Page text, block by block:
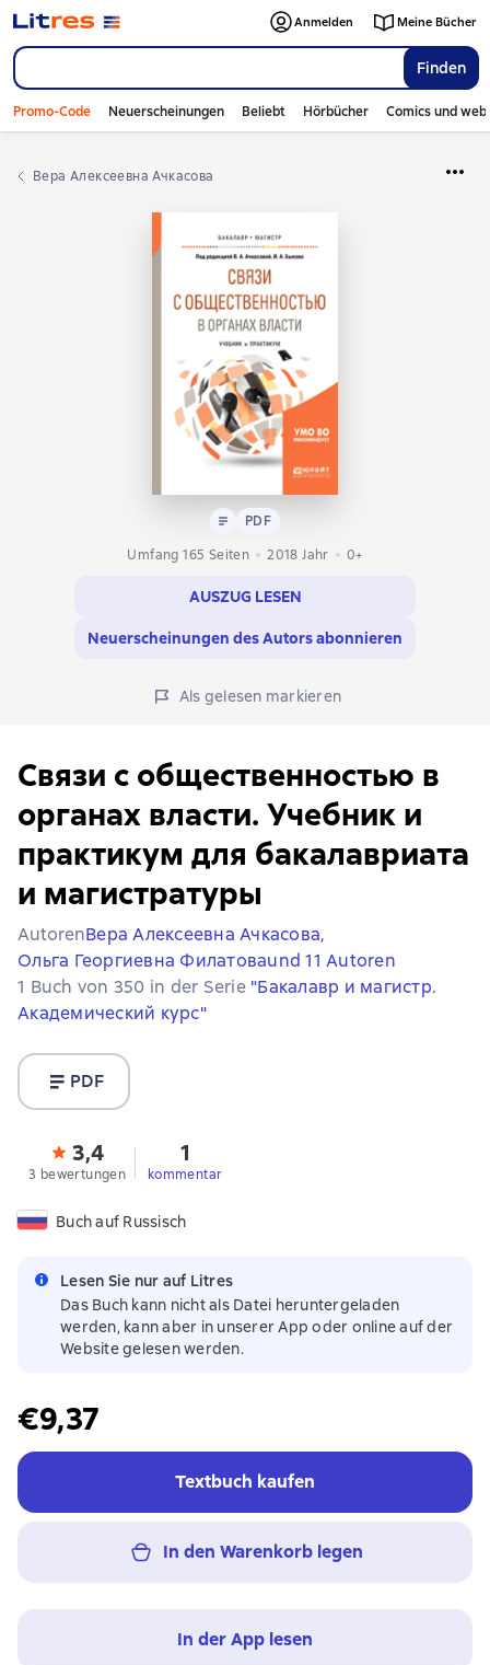
Finden
Anmelden Meine Bücher
Promo-Code Neuerscheinungen Beliebt Hörbücher Comics und
Вера Алексеевна Ачкасова
Text PDF
PDF
Umfang 165 Seiten
2018 Jahr 0+
AUSZUG LESEN
Neuerscheinungen des Autors abonnieren
Als gelesen markieren
Связи с общественностью в
органах власти. Учебник и
практикум для бакалавриата
и магистратуры
AutorenВера Алексеевна Ачкасова,
Ольга Георгиевна Филатоваund 11 Autoren
1 Buch von 350 in der Serie "Бакалавр и магистр.
Академический курс"
PDF
3,4
3 bewertungen
1
kommentar
Buch auf Russisch
Lesen Sie nur auf Litres
Das Buch kann nicht als Datei heruntergeladen
werden, kann aber in unserer App oder online auf der
Website gelesen werden.
€9,37
Textbuch kaufen
In den Warenkorb legen
In der App lesen